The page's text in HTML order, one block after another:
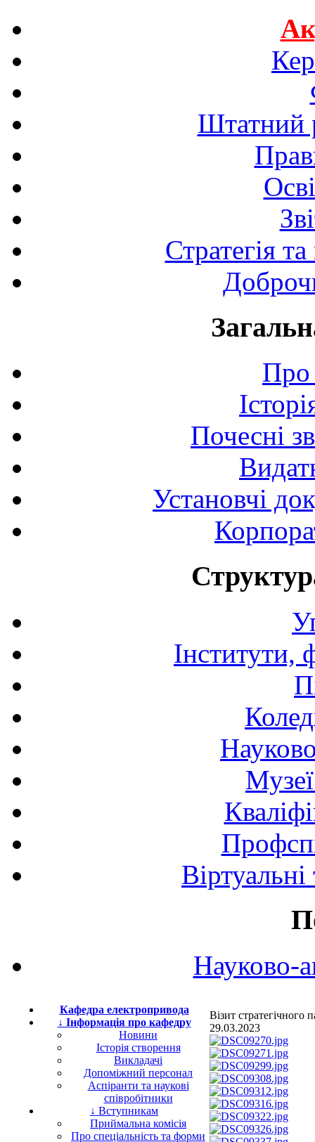
Штатний
Стратегія
Про
Почесні
Установчі
Інститути,
Науково-
Кафедра електропривода
↓ Інформація про кафедру
Новини
Історія створення
Викладачі
Допоміжний персонал
Аспіранти та наукові
співробітники
↓ Вступникам
Приймальна комісія
Про спеціальність та форми
Візит
29.03.2023